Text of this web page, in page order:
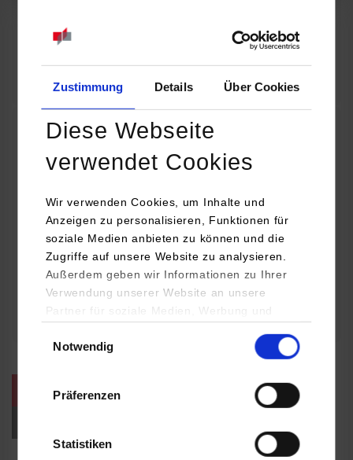
Zustimmung Details Über Cookies
Diese Webseite
verwendet Cookies
Wir verwenden Cookies, um Inhalte und
Anzeigen zu personalisieren, Funktionen für
soziale Medien anbieten zu können und die
Zugriffe auf unsere Website zu analysieren.
Außerdem geben wir Informationen zu Ihrer
Verwendung unserer Website an unsere
Partner für soziale Medien, Werbung und
YouTube, Google Maps) führen diese
Daten zusammen, die Sie ihnen bereitgestellt
haben oder die sie im Rahmen Ihrer Nutzung
Notwendig
Präferenzen
Statistiken
Online INDIS-Infoveranstaltung für Studierende
Zum Event
Technologietag: Clean Urban Transportation –
nachhaltige Mobilität im (sub)urbanen Umfeld
16.09.2026 - 17.09.2026
Im Mittelpunkt stehen elektrische Antriebe, moderne
Batterietechnologien und innovative Fahrzeugkonzepte für
nachhaltige Mobilität in Stadt und…
weitere Veranstaltungen / Termine